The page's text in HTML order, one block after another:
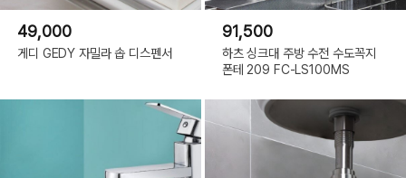
49,000
게디 GEDY 자밀라 솝 디스펜서
91,500
하츠 싱크대 주방 수전 수도꼭지
폰테 209 FC-LS100MS